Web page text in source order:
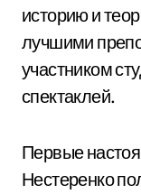
историю и
лучшими
участником
спектаклей.
Первые
Нестеренко